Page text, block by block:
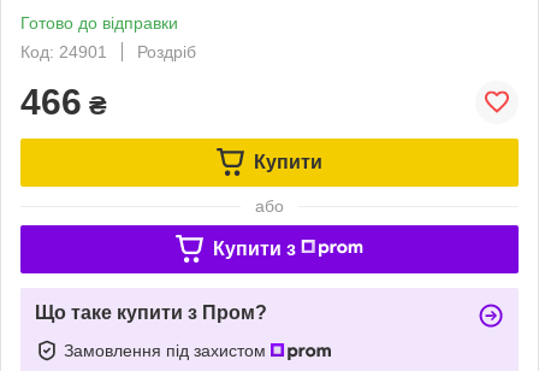
Готово до відправки
Код: 24901
Роздріб
466 ₴
Купити
або
Купити з
Що таке купити з Пром?
Замовлення під захистом